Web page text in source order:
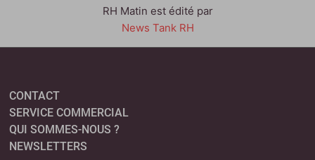
RH Matin est édité par
News Tank RH
CONTACT
SERVICE COMMERCIAL
QUI SOMMES-NOUS ?
NEWSLETTERS